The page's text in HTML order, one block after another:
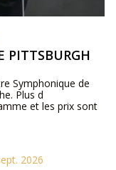
PITTSBURGH
Symphonique de
Plus d
et les prix sont
2026